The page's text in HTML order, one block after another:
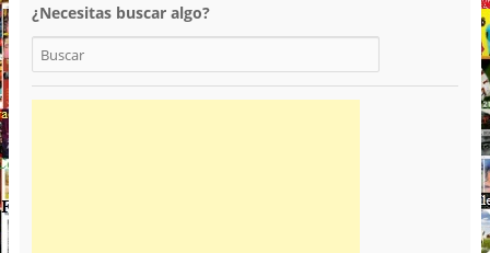
¿Necesitas buscar algo?